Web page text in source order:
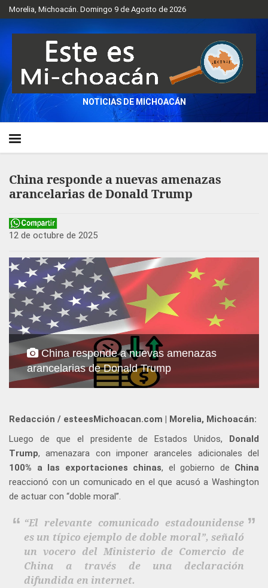
Morelia, Michoacán. Domingo 9 de Agosto de 2026
NOTICIAS DE MICHOACÁN
China responde a nuevas amenazas
arancelarias de Donald Trump
12 de octubre de 2025
China responde a nuevas amenazas
arancelarias de Donald Trump
Redacción / esteesMichoacan.com | Morelia, Michoacán:
Luego de que el presidente de Estados Unidos,
Donald
Trump, amenazara con imponer aranceles adicionales del
100% a las exportaciones chinas, el gobierno de China
reaccionó con un comunicado en el que acusó a Washington
de actuar con “doble moral”.
“El relevante comunicado estadounidense
es un típico ejemplo de doble moral”, señaló
un vocero del Ministerio de Comercio de
China a través de una declaración
difundida en internet.